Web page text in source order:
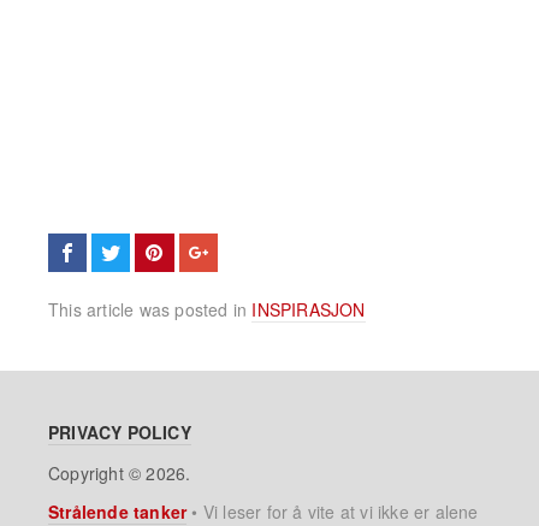
This article was posted in INSPIRASJON
PRIVACY POLICY
Copyright © 2026.
Strålende tanker• Vi leser for å vite at vi ikke er alene